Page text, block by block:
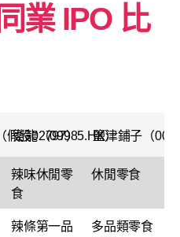
業 IPO 比
假設02797）
衛龍（09985.HK）鹽津鋪子（
辣味休閒零
食
休閒零食
辣條第一品
多品類零食